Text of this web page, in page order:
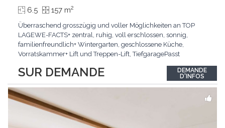
SUR DEMANDE
6.5 157 m2
Überraschend grosszügig und voller Möglichkeiten an TOP
LAGEWE-FACTS+ zentral, ruhig, voll erschlossen, sonnig,
familienfreundlich+ Wintergarten, geschlossene Küche,
Vorratskammer+ Lift und Treppen-Lift, TiefgaragePasst
Wintergarten schaffen ein lichtdurchflutetes
Wunder.Interessiert? JETZT anrufen: +41 76 507 21 32
DEMANDE
D'INFOS